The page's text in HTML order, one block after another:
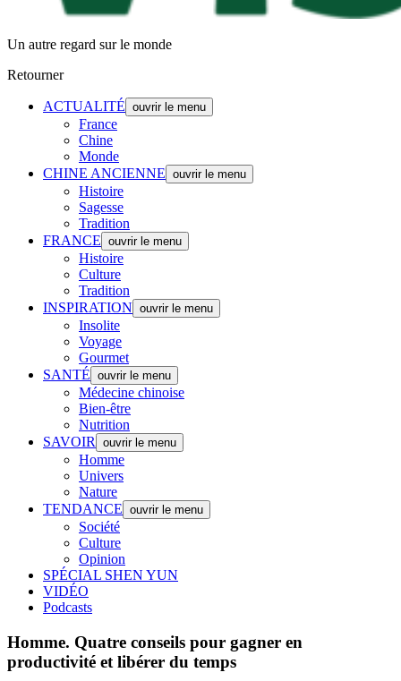
Un autre regard sur le monde
Retourner
ACTUALITÉ ouvrir le menu
France
Chine
Monde
CHINE ANCIENNE ouvrir le menu
Histoire
Sagesse
Tradition
FRANCE ouvrir le menu
Histoire
Culture
Tradition
INSPIRATION ouvrir le menu
Insolite
Voyage
Gourmet
SANTÉ ouvrir le menu
Médecine chinoise
Bien-être
Nutrition
SAVOIR
ouvrir le menu
Homme
Univers
Nature
TENDANCE ouvrir le menu
Société
Culture
Opinion
SPÉCIAL SHEN YUN
VIDÉO
Podcasts
Homme. Quatre conseils pour gagner en
productivité et libérer du temps